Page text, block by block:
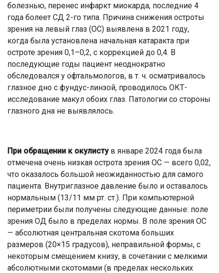
болезнью, перенес инфаркт миокарда, последние 4
года болеет СД 2-го типа. Причина снижения остроты
зрения на левый глаз (ОС) выявлена в 2021 году,
когда была установлена начальная катаракта при
остроте зрения 0,1–0,2, с коррекцией до 0,4. В
последующие годы пациент неоднократно
обследовался у офтальмологов, в т. ч. осматривалось
глазное дно с фундус-линзой, проводилось ОКТ-
исследование макул обоих глаз. Патологии со стороны
глазного дна не выявлялось.
При обращении к окулистув январе 2024 года была
отмечена очень низкая острота зрения ОС — всего 0,02,
что оказалось большой неожиданностью для самого
пациента. Внутриглазное давление было и оставалось
нормальным (13/11 мм рт. ст.). При компьютерной
периметрии были получены следующие данные: поле
зрения ОД было в пределах нормы. В поле зрения ОС
— абсолютная центральная скотома больших
размеров (20×15 градусов), неправильной формы, с
некоторым смещением книзу, в сочетании с мелкими
абсолютными скотомами (в пределах нескольких